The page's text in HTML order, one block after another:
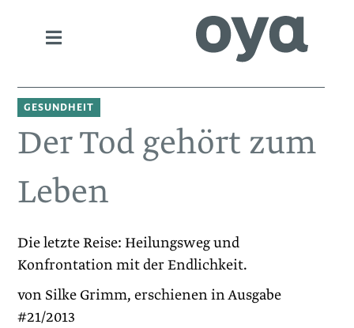
GESUNDHEIT
Der Tod gehört zum
Leben
Die letzte Reise: Heilungsweg und
Konfrontation mit der Endlichkeit.
von Silke Grimm, erschienen in Ausgabe
#21/2013